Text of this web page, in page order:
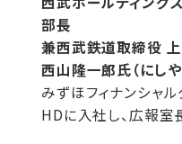
部長
兼西武鉄道取締役
西山隆一郎氏（にしや
みずほフィナンシャ
HDに入社し、広報室